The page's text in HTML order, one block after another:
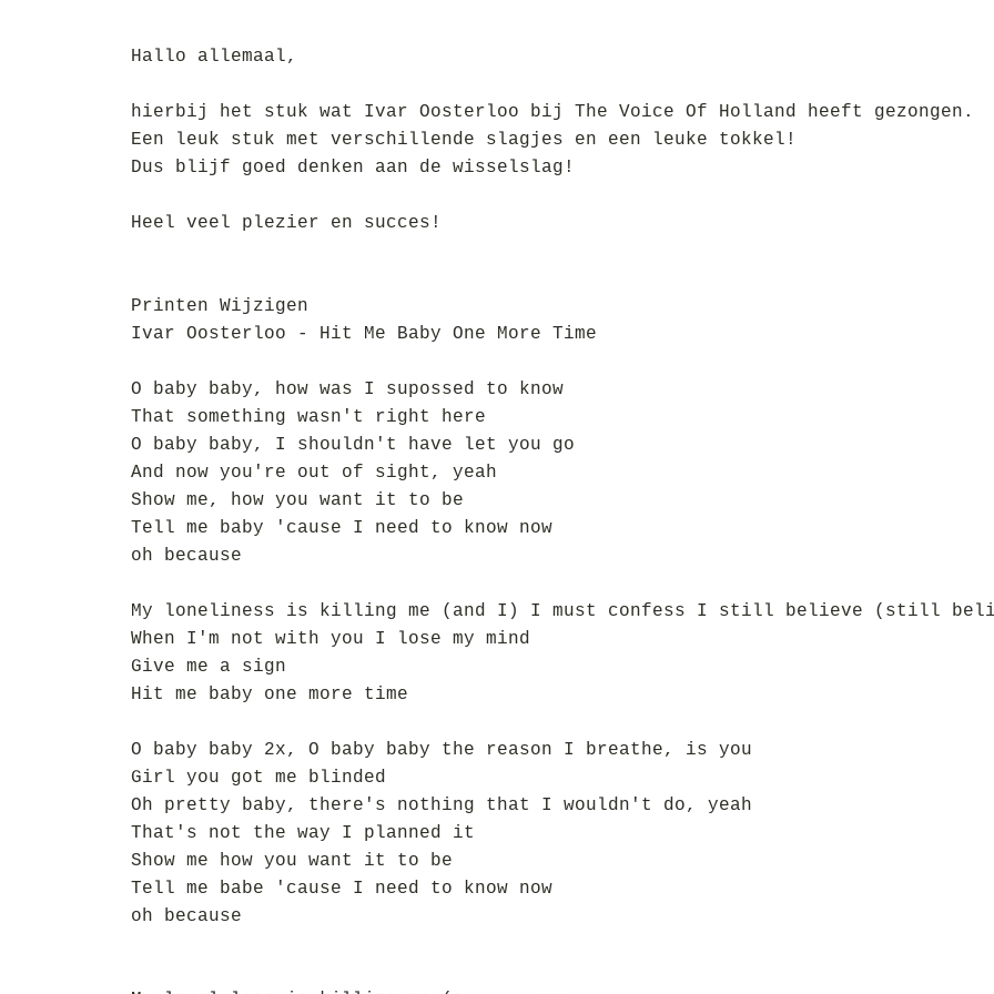
Hallo allemaal,
hierbij het stuk wat Ivar Oosterloo bij The Voice Of Holland heeft gezongen.
Een leuk stuk met verschillende slagjes en een leuke tokkel!
Dus blijf goed denken aan de wisselslag!
Heel veel plezier en succes!
Printen Wijzigen
Ivar Oosterloo - Hit Me Baby One More Time
O baby baby, how was I supossed to know
That something wasn't right here
O baby baby, I shouldn't have let you go
And now you're out of sight, yeah
Show me, how you want it to be
Tell me baby 'cause I need to know now
oh because
My loneliness is killing me (and I) I must confess I still believe (still
When I'm not with you I lose my mind
Give me a sign
Hit me baby one more time
O baby baby 2x, O baby baby the reason I breathe, is you
Girl you got me blinded
Oh pretty baby, there's nothing that I wouldn't do, yeah
That's not the way I planned it
Show me how you want it to be
Tell me babe 'cause I need to know now
oh because